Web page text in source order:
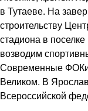
в Тутаеве. На
строительству
стадиона в
возводим
Современные
Великом. В
Всероссийской